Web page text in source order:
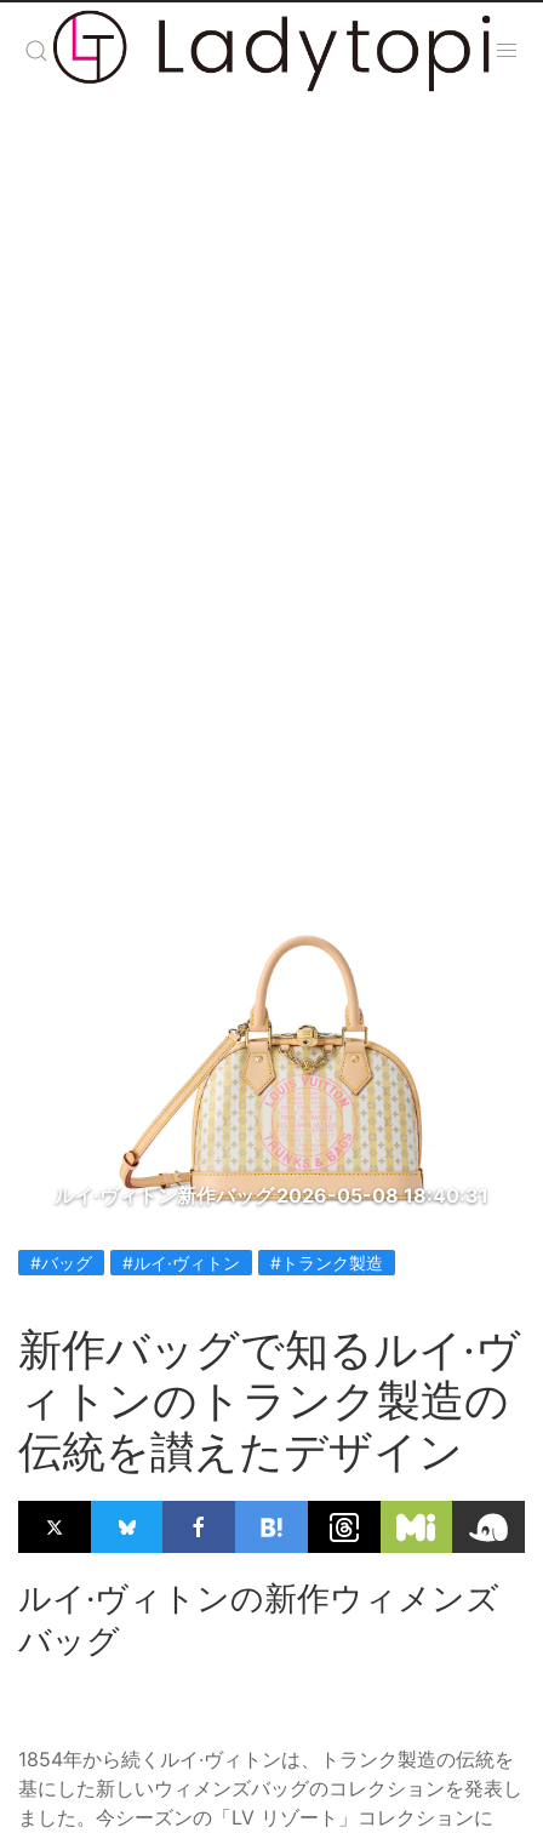
ルイ·ヴィトン新作バッグ2026-05-08 18:40:31
#バッグ #ルイ·ヴィトン #トランク製造
新作バッグで知るルイ·ヴ
ィトンのトランク製造の
伝統を讃えたデザイン
ルイ·ヴィトンの新作ウィメンズ
バッグ
1854年から続くルイ·ヴィトンは、トランク製造の伝統を
基にした新しいウィメンズバッグのコレクションを発表し
ました。今シーズンの「LV リゾート」コレクションに